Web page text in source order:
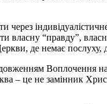
через
“правду”,
де немає послуху,
Воплочення
– це не замінник